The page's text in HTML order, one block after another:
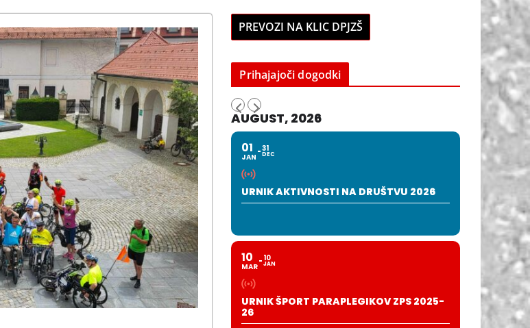
PREVOZI NA KLIC DPJZŠ
Prihajajoči dogodki
AUGUST, 2026
01
JAN
31
DEC
URNIK AKTIVNOSTI NA DRUŠTVU 2026
10
MAR
10
JAN
URNIK ŠPORT PARAPLEGIKOV ZPS 2025-
26